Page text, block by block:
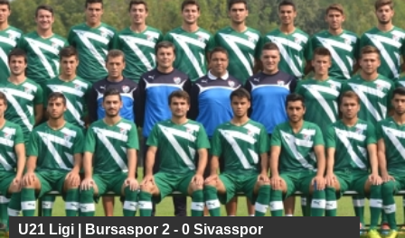
Basketbol
Voleybol
Puan Durumu
Fikstür
Facebook
U21 Ligi | Bursaspor 2 - 0 Sivasspor